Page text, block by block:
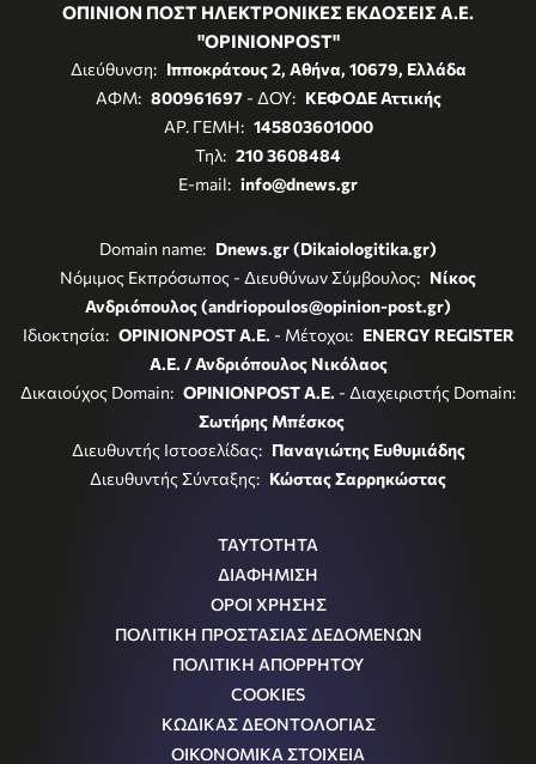
ΟΠΙΝΙΟΝ ΠΟΣΤ ΗΛΕΚΤΡΟΝΙΚΕΣ ΕΚΔΟΣΕΙΣ Α.Ε.
"OPINIONPOST"
Διεύθυνση: Ιπποκράτους 2, Αθήνα, 10679, Ελλάδα
ΑΦΜ: 800961697- ΔΟΥ: ΚΕΦΟΔΕ Αττικής
ΑΡ. ΓΕΜΗ: 145803601000
Τηλ: 210 3608484
E-mail: info@dnews.gr
Domain name: Dnews.gr (Dikaiologitika.gr)
Νόμιμος Εκπρόσωπος - Διευθύνων Σύμβουλος: Νίκος
Ανδριόπουλος (andriopoulos@opinion-post.gr)
Ιδιοκτησία: OPINIONPOST A.E. - Μέτοχοι: ENERGY REGISTER
Α.Ε. / Ανδριόπουλος Νικόλαος
Δικαιούχος Domain: OPINIONPOST A.E. - Διαχειριστής Domain:
Σωτήρης Μπέσκος
Διευθυντής Ιστοσελίδας: Παναγιώτης Ευθυμιάδης
Διευθυντής Σύνταξης: Κώστας Σαρρηκώστας
ΤΑΥΤΟΤΗΤΑ
ΔΙΑΦΗΜΙΣΗ
ΟΡΟΙ ΧΡΗΣΗΣ
ΠΟΛΙΤΙΚΗ ΠΡΟΣΤΑΣΙΑΣ ΔΕΔΟΜΕΝΩΝ
ΠΟΛΙΤΙΚΗ ΑΠΟΡΡΗΤΟΥ
COOKIES
ΚΩΔΙΚΑΣ ΔΕΟΝΤΟΛΟΓΙΑΣ
ΟΙΚΟΝΟΜΙΚΑ ΣΤΟΙΧΕΙΑ